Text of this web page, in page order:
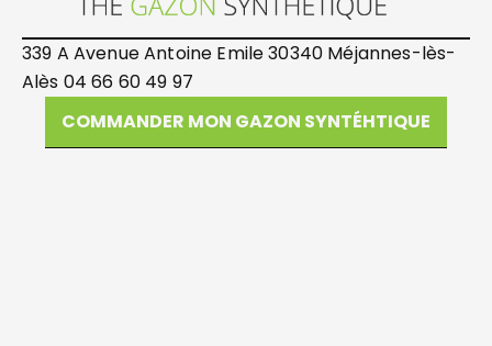
339 A Avenue Antoine Emile 30340 Méjannes-lès-
Alès 04 66 60 49 97
COMMANDER MON GAZON SYNTÉHTIQUE